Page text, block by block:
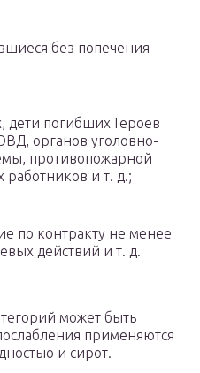
без попечения
дети погибших Героев
органов уголовно-
противопожарной
и т. д.;
по контракту не менее
действий и т. д.
может быть
применяются
и сирот.